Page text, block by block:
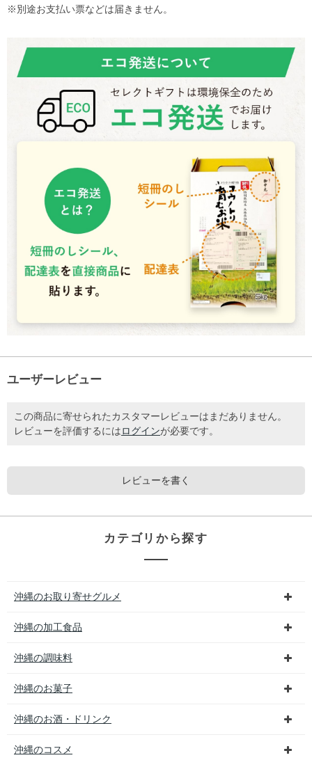
※別途お支払い票などは届きません。
ユーザーレビュー
この商品に寄せられたカスタマーレビューはまだありません。
レビューを評価するには ログインが必要です。
レビューを書く
カテゴリから探す
沖縄のお取り寄せグルメ
沖縄の加工食品
沖縄の調味料
沖縄のお菓子
沖縄のお酒・ドリンク
沖縄のコスメ